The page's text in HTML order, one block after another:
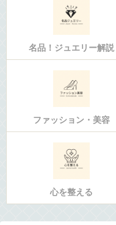
名品！ジュエリー解説
ファッション・美容
心を整える